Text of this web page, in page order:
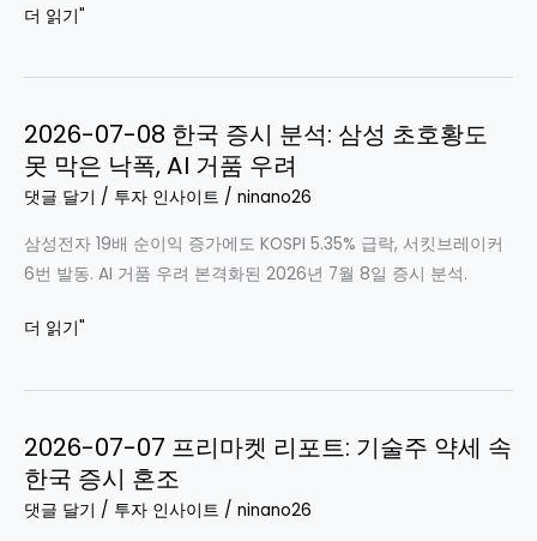
메
모
리
칩
약
세
2026-
09
국
증
시
석
|
반
세,
AI
수
급
더 읽기"
2026-07-08 한국 증시 분석: 삼성 초호황도
못 막은 낙폭, AI 거품 우려
댓글 달기 / 투자 인사이트 / ninano26
삼성전자 19배 순이익 증가에도 KOSPI 5.35% 급락, 서킷브레이커
6번 발동. AI 거품 우려 본격화된 2026년 7월 8일 증시 분석.
2026-
08
국
증
시
더 읽기"
2026-07-07 프리마켓 리포트: 기술주 약세 속
한국 증시 혼조
댓글 달기 / 투자 인사이트 / ninano26